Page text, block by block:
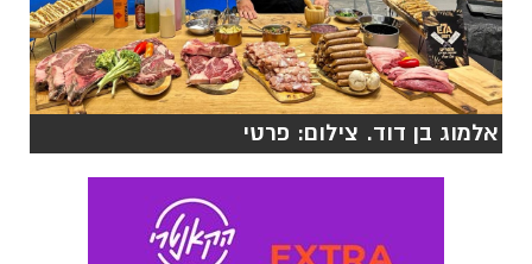
אלמוג בן דוד. צילום: פרטי